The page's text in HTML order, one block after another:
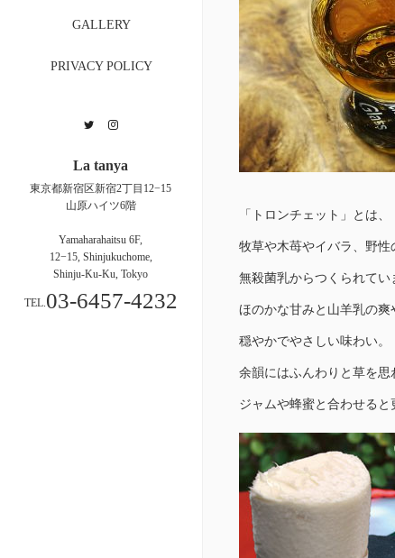
GALLERY
PRIVACY POLICY
Twitter
La tanya
東京都新宿区新宿2丁目12−15
山原ハイツ6階
Yamaharahaitsu 6F,
12−15, Shinjukuchome,
Shinju-Ku-Ku, Tokyo
TEL.03-6457-4232
「トロンチェット」とは
牧草や木苺やイバラ、野
無殺菌乳からつくられてい
ほのかな甘みと山羊乳の爽
穏やかでやさしい味わい。
余韻にはふんわりと草を思
ジャムや蜂蜜と合わせると